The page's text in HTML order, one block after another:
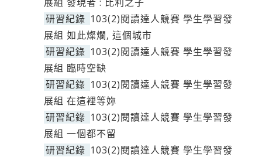
研習紀錄 103(2)閱讀達人競賽 學生學習發
展組 如此燦爛, 這個城市
研習紀錄 103(2)閱讀達人競賽 學生學習發
展組 臨時空缺
研習紀錄 103(2)閱讀達人競賽 學生學習發
展組 在這裡等妳
研習紀錄 103(2)閱讀達人競賽 學生學習發
展組 一個都不留
研習紀錄 103(2)閱讀達人競賽 學生學習發